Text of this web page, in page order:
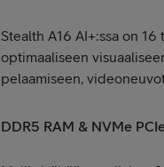
Stealth A16 AI+:ssa on
optimaaliseen
pelaamiseen,
DDR5 RAM & NVMe